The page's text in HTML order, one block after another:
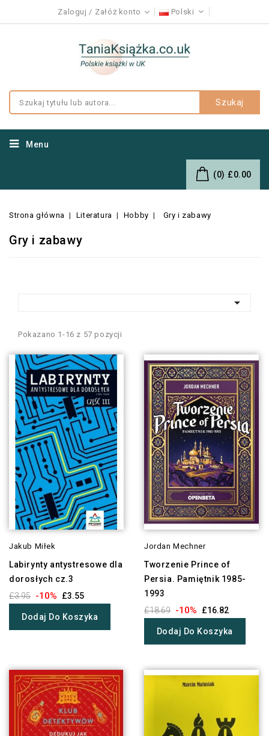
Zaloguj Załóż konto Polski
Szukaj
Menu
(0) £0.00
Strona główna Literatura Hobby Gry i zabawy
Gry i zabawy

Pokazano 1-16 z 57 pozycji
Jakub Miłek
Labirynty antystresowe dla
dorosłych cz.3
£3.95 -10% £3.55
Dodaj Do Koszyka
Jordan Mechner
Tworzenie Prince of
Persia. Pamiętnik 1985-
1993
£18.69 -10% £16.82
Dodaj Do Koszyka